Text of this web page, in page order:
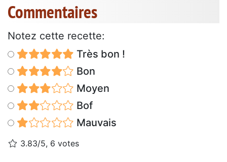
Commentaires
Notez cette recette:
Très bon !
Bon
Moyen
Bof
Mauvais
3.83/5, 6 votes